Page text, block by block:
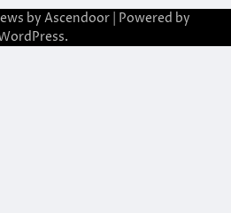
by Ascendoor| Powered by
.